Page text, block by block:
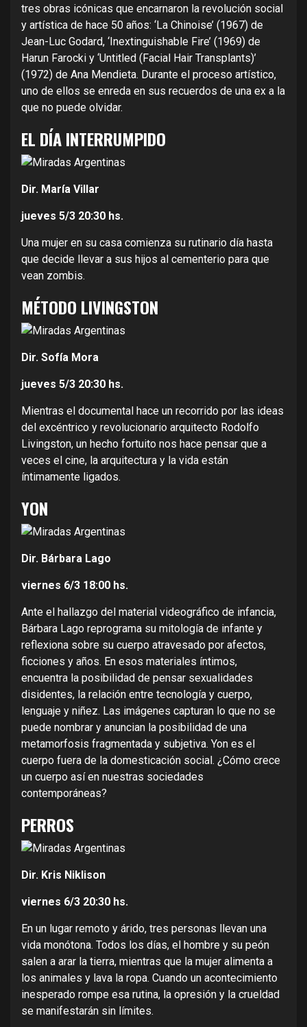
tres obras icónicas que encarnaron la revolución social
y artística de hace 50 años: ‘La Chinoise’ (1967) de
Jean-Luc Godard, ‘Inextinguishable Fire’ (1969) de
Harun Farocki y ‘Untitled (Facial Hair Transplants)’
(1972) de Ana Mendieta. Durante el proceso artístico,
uno de ellos se enreda en sus recuerdos de una ex a la
que no puede olvidar.
EL DÍA INTERRUMPIDO
Dir. María Villar
jueves 5/3 20:30 hs.
Una mujer en su casa comienza su rutinario día hasta
que decide llevar a sus hijos al cementerio para que
vean zombis.
MÉTODO LIVINGSTON
Dir. Sofía Mora
jueves 5/3 20:30 hs.
Mientras el documental hace un recorrido por las ideas
del excéntrico y revolucionario arquitecto Rodolfo
Livingston, un hecho fortuito nos hace pensar que a
veces el cine, la arquitectura y la vida están
íntimamente ligados.
YON
Dir. Bárbara Lago
viernes 6/3 18:00 hs.
Ante el hallazgo del material videográfico de infancia,
Bárbara Lago reprograma su mitología de infante y
reflexiona sobre su cuerpo atravesado por afectos,
ficciones y años. En esos materiales íntimos,
encuentra la posibilidad de pensar sexualidades
disidentes, la relación entre tecnología y cuerpo,
lenguaje y niñez. Las imágenes capturan lo que no se
puede nombrar y anuncian la posibilidad de una
metamorfosis fragmentada y subjetiva. Yon es el
cuerpo fuera de la domesticación social. ¿Cómo crece
un cuerpo así en nuestras sociedades
contemporáneas?
PERROS
Dir. Kris Niklison
viernes 6/3 20:30 hs.
En un lugar remoto y árido, tres personas llevan una
vida monótona. Todos los días, el hombre y su peón
salen a arar la tierra, mientras que la mujer alimenta a
los animales y lava la ropa. Cuando un acontecimiento
inesperado rompe esa rutina, la opresión y la crueldad
se manifestarán sin límites.